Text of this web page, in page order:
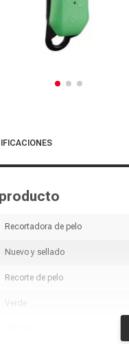
10
Smartwach
Recortadora de pelo
Nuevo y sellado
Recorte de pelo
Verde